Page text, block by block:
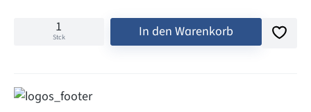
Stck In den Warenkorb